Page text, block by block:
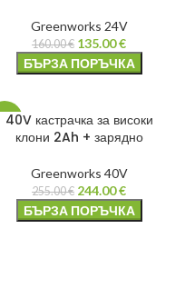
Greenworks 24V
160.00€ 135.00€
БЪРЗА ПОРЪЧКА
-4%40V кастрачка за високи
клони 2Ah + зарядно
Greenworks 40V
255.00€ 244.00€
БЪРЗА ПОРЪЧКА